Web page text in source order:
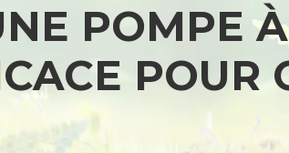
POMPE
POUR